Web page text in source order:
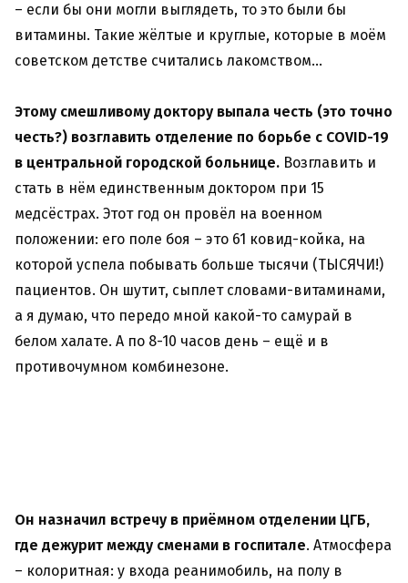
– если бы они могли выглядеть, то это были бы
витамины. Такие жёлтые и круглые, которые в моём
советском детстве считались лакомством…
Этому смешливому доктору выпала честь (это точно
честь?) возглавить отделение по борьбе с COVID-19
в центральной городской больнице. Возглавить и
стать в нём единственным доктором при 15
медсёстрах. Этот год он провёл на военном
положении: его поле боя – это 61 ковид-койка, на
которой успела побывать больше тысячи (ТЫСЯЧИ!)
пациентов. Он шутит, сыплет словами-витаминами,
а я думаю, что передо мной какой-то самурай в
белом халате. А по 8-10 часов день – ещё и в
противочумном комбинезоне.
Он назначил встречу в приёмном отделении ЦГБ,
где дежурит между сменами в госпитале. Атмосфера
– колоритная: у входа реанимобиль, на полу в